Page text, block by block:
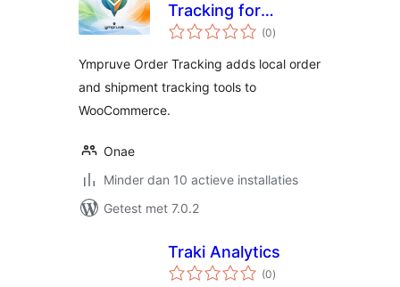
Tracking for
WooCommerce
(0totaal
waarderingen
)
Ympruve Order Tracking adds local order
and shipment tracking tools to
WooCommerce.
Onae
Minder dan 10 actieve installaties
Getest met 7.0.2
Traki Analytics
(0totaal
waarderingen
)